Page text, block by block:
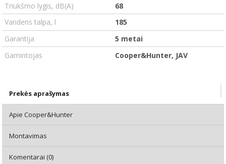
Triukšmo lygis, dB(A)
68
Vandens talpa, l
185
Garantija
5 metai
Gamintojas
Cooper&Hunter, JAV
Prekės aprašymas
Apie Cooper&Hunter
Montavimas
Komentarai (0)